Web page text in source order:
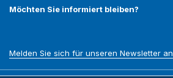
Möchten Sie informiert bleiben?
Melden Sie sich für unseren Newsletter an